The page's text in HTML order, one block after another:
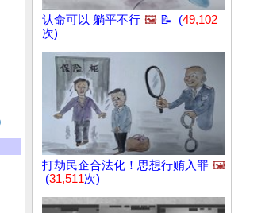
认命可以 躺平不行 🖼️ 📝 (49,102
次)
打劫民企合法化！思想行贿入罪 🖼️
(31,511次)